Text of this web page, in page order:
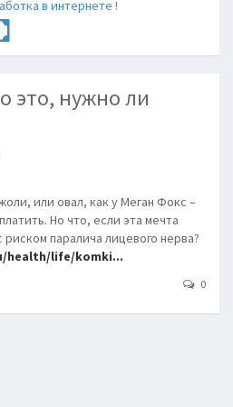
в интернете !
это, нужно ли
или овал, как у Меган Фокс –
Но что, если эта мечта
паралича лицевого нерва?
health/life/komki...
0